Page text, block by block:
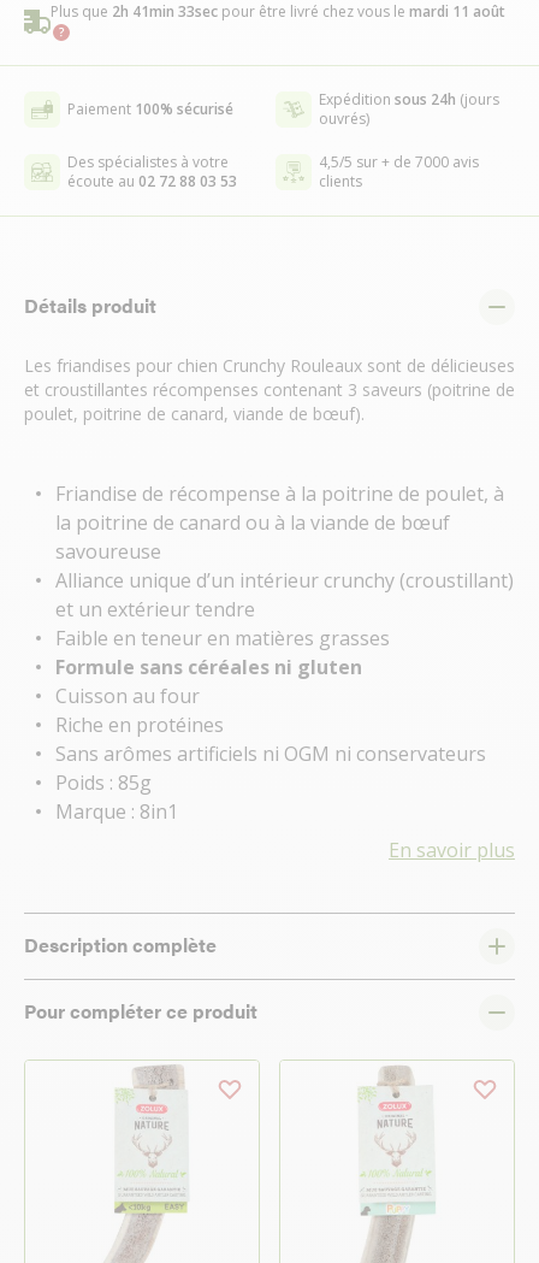
Plus que 2h 41min 33sec pour être livré chez vous le mardi 11 août
Paiement 100% sécurisé Expédition sous 24h (jours
ouvrés)
Des spécialistes à votre
écoute au 02 72 88 03 53
4,5/5 sur + de 7000 avis
clients
Détails produit
Les friandises pour chien Crunchy Rouleaux sont de délicieuses
et croustillantes récompenses contenant 3 saveurs (poitrine de
poulet, poitrine de canard, viande de bœuf).
Friandise de récompense à la poitrine de poulet, à
la poitrine de canard ou à la viande de bœuf
savoureuse
Alliance unique d’un intérieur crunchy (croustillant)
et un extérieur tendre
Faible en teneur en matières grasses
Formule sans céréales ni gluten
Cuisson au four
Riche en protéines
Sans arômes artificiels ni OGM ni conservateurs
Poids : 85g
Marque : 8in1
En savoir plus
Description complète
Pour compléter ce produit